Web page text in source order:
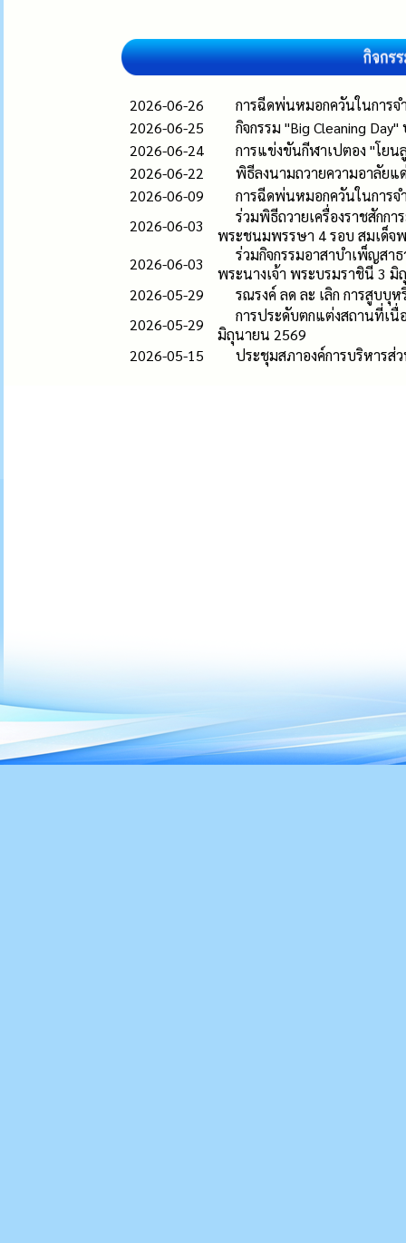
2026-06-26
การฉีดพ่นหมอกควันในการจ
2026-06-25
กิจกรรม "Big Cleaning
2026-06-24
การแข่งขันกีฬาเปตอง "โย
2026-06-22
พิธีลงนามถวายความอาลัยแ
2026-06-09
การฉีดพ่นหมอกควันในการจ
2026-06-03
ร่วมพิธีถวายเครื่องราชสักก
พระชนมพรรษา 4 รอบ สมเด็จ
2026-06-03
ร่วมกิจกรรมอาสาบำเพ็ญสา
พระนางเจ้า พระบรมราชินี 3 มิ
2026-05-29
รณรงค์ ลด ละ เลิก การสูบบุ
2026-05-29
การประดับตกแต่งสถานที่เนื่
มิถุนายน 2569
2026-05-15
ประชุมสภาองค์การบริหาร